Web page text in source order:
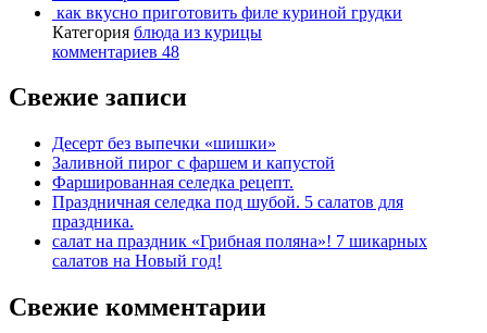
как вкусно приготовить филе куриной грудки
Категория блюда из курицы
комментариев 48
Свежие записи
Десерт без выпечки «шишки»
Заливной пирог с фаршем и капустой
Фаршированная селедка рецепт.
Праздничная селедка под шубой. 5 салатов для
праздника.
салат на праздник «Грибная поляна»! 7 шикарных
салатов на Новый год!
Свежие комментарии